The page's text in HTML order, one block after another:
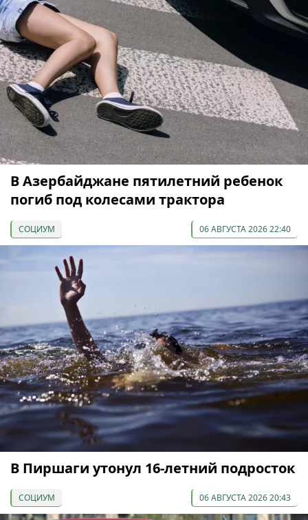
В Азербайджане пятилетний ребенок
погиб под колесами трактора
СОЦИУМ 06 АВГУСТА 2026 22:40
В Пиршаги утонул 16-летний подросток
СОЦИУМ 06 АВГУСТА 2026 20:43